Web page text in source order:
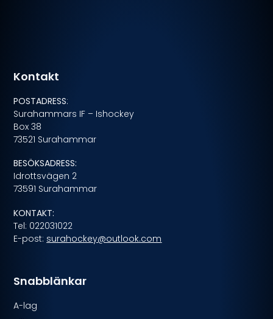
Snabblänkar
A-lag
Kontakt
POSTADRESS:
Surahammars IF – Ishockey
Box 38
73521 Surahammar
BESÖKSADRESS:
Idrottsvägen 2
73591 Surahammar
KONTAKT:
Tel: 022031022
E-post: surahockey@outlook.com